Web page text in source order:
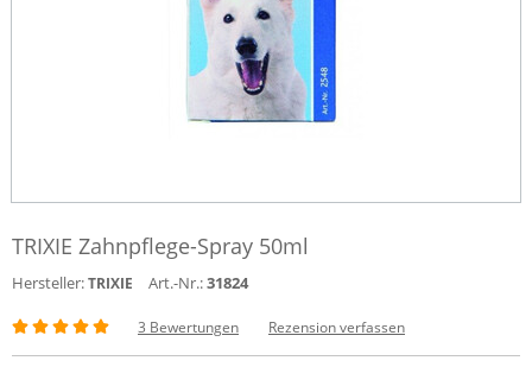
TRIXIE Zahnpflege-Spray 50ml
Hersteller:TRIXIE Art.-Nr.:31824
3 Bewertungen Rezension verfassen